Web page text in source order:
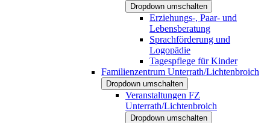
Dropdown umschalten
Erziehungs-, Paar- und
Lebensberatung
Sprachförderung und
Logopädie
Tagespflege für Kinder
Familienzentrum Unterrath/Lichtenbroich
Dropdown umschalten
Veranstaltungen FZ
Unterrath/Lichtenbroich
Dropdown umschalten